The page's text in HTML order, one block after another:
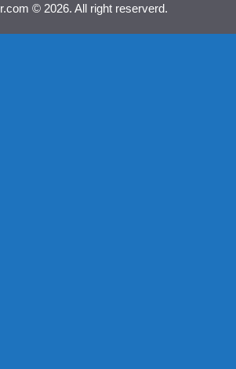
© 2026. All right reserverd.